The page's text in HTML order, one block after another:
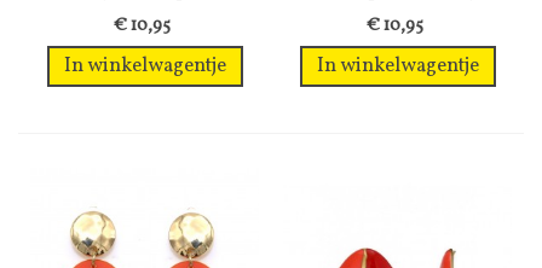
paarse glas...
€ 10,95
In winkelwagentje
strasss...
€ 10,95
In winkelwagentje